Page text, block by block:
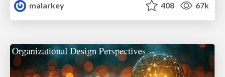
malarkey
408 67k